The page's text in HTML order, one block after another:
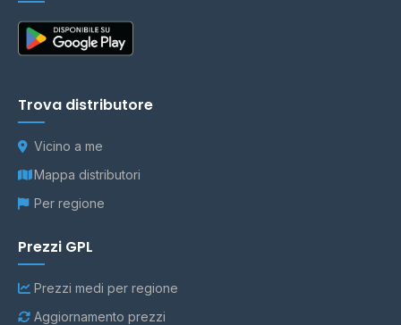
Trova distributore
Vicino a me
Mappa distributori
Per regione
Prezzi GPL
Prezzi medi per regione
Aggiornamento prezzi